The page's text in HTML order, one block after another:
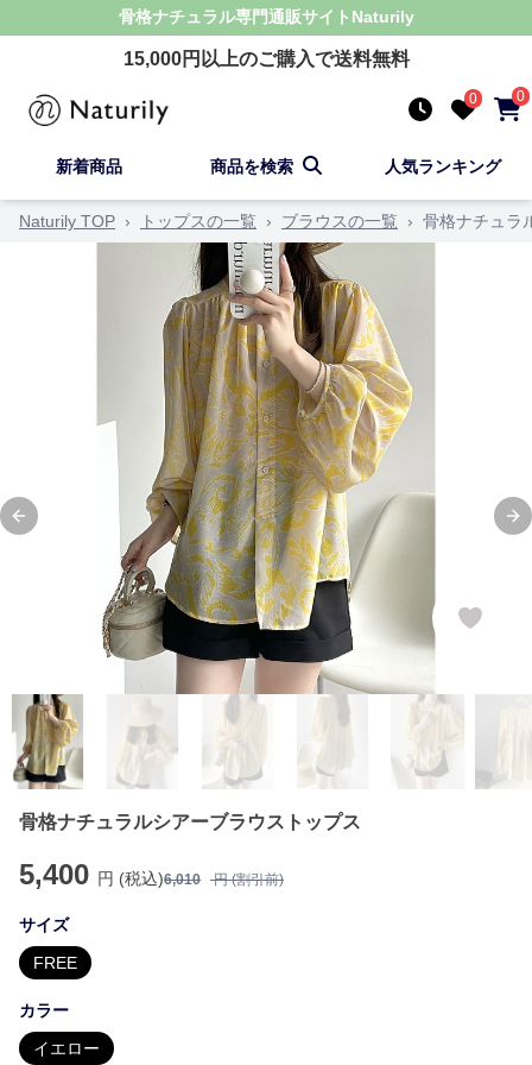
骨格ナチュラル専門通販サイト Naturily
15,000円以上のご購入で送料無料
0 0
新着商品 商品を検索 人気ランキング
Naturily TOP › トップスの一覧 › ブラウスの一覧 › 骨格ナチュラ
Previous slide
骨格ナチュラルシアーブラウストップス
5,400 円 (税込)6,010 円 (割引前)
サイズ
FREE
カラー
イエロー